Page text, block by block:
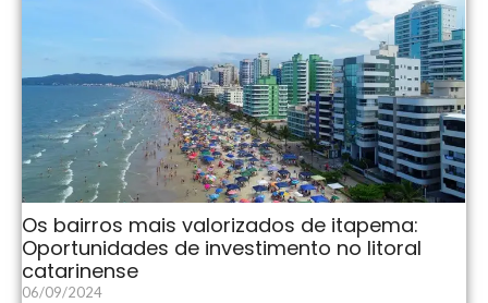
Os bairros mais valorizados de itapema:
Oportunidades de investimento no litoral
catarinense
06/09/2024